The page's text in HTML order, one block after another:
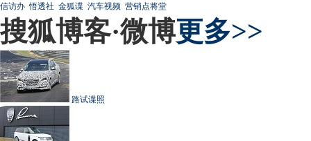
信访办 悟透社 金狐谍 汽车视频 营销点将堂
搜狐博客·微博更多>>
路试谍照